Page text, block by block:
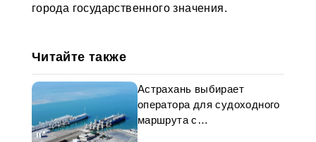
города государственного значения.
Читайте также
Астрахань выбирает
оператора для судоходного
маршрута с
Туркменистаном